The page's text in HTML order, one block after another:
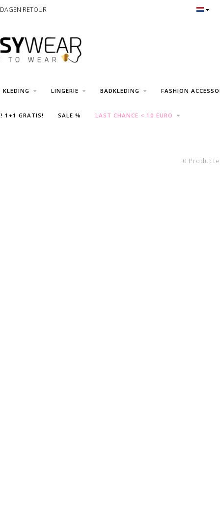
RETOUR GRATIS
KLEDING LINGERIE BADKLEDING FASHION
1+1 GRATIS! SALE % LAST CHANCE < 10 EURO
0